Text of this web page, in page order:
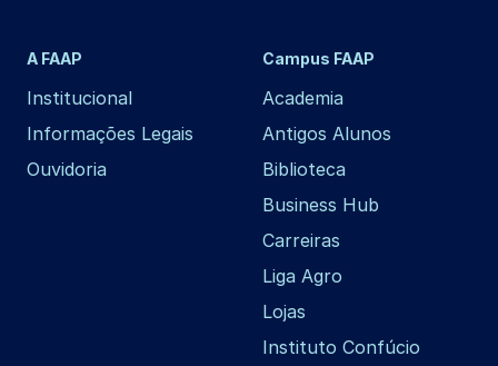
A FAAP
Institucional
Informações Legais
Ouvidoria
Campus FAAP
Academia
Antigos Alunos
Biblioteca
Business Hub
Carreiras
Liga Agro
Lojas
Instituto Confúcio